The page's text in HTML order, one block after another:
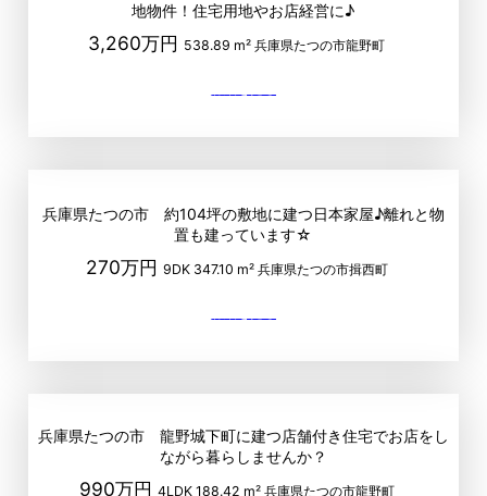
地物件！住宅用地やお店経営に♪
3,260万円 538.89 m² 兵庫県たつの市龍野町
兵庫県たつの市 約104坪の敷地に建つ日本家屋♪離れと物
置も建っています☆
270万円 9DK 347.10 m² 兵庫県たつの市揖西町
兵庫県たつの市 龍野城下町に建つ店舗付き住宅でお店をし
ながら暮らしませんか？
990万円 4LDK 188.42 m² 兵庫県たつの市龍野町